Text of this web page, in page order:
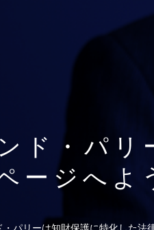
ド・パリ
ージへよ